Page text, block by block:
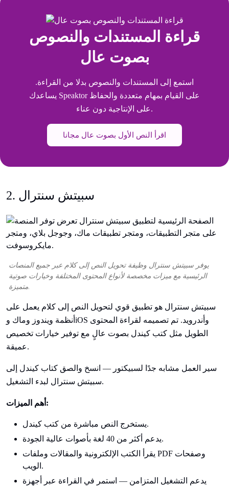
قراءة المستندات والنصوص
بصوت عال
استمع إلى المستندات والنصوص بدلا من القراءة.
يساعدك Speaktor على القيام بمهام متعددة والحفاظ
على الإنتاجية دون عناء.
اقرأ النص الأول بصوت عال مجانا
2. سبيتش سنترال
يوفر سبيتش سنترال وظيفة تحويل النص إلى كلام عبر جميع المنصات
الرئيسية مع ميزات مخصصة لأنواع المحتوى المختلفة وخيارات صوتية
متميزة.
سبيتش سنترال هو تطبيق قوي لتحويل النص إلى كلام يعمل على
أنظمة ويندوز وماك وiOS وأندرويد. تم تصميمه لقراءة المحتوى
الطويل مثل كتب كيندل بصوت عالٍ مع توفير خيارات تخصيص
عميقة.
سير العمل مشابه جدًا لسبيكتور — انسخ والصق كتاب كيندل إلى
سبيتش سنترال لبدء التشغيل.
أهم الميزات:
يستخرج النص مباشرة من كتب كيندل.
يدعم أكثر من 40 لغة بأصوات عالية الجودة.
يقرأ الكتب الإلكترونية والمقالات وملفات PDF وصفحات
الويب.
يدعم التشغيل المتزامن — استمر في القراءة عبر أجهزة